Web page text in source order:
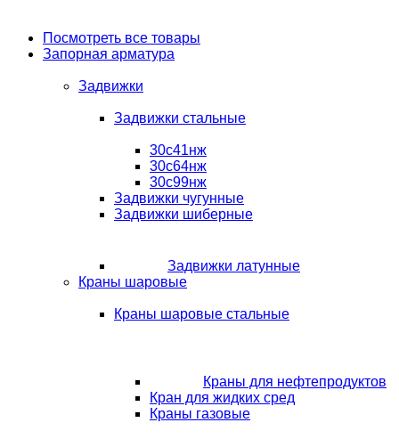
Посмотреть все товары
Запорная арматура
Задвижки
Задвижки стальные
30с41нж
30с64нж
30с99нж
Задвижки чугунные
Задвижки шиберные
Задвижки латунные
Краны шаровые
Краны шаровые стальные
Краны для нефтепродуктов
Кран для жидких сред
Краны газовые